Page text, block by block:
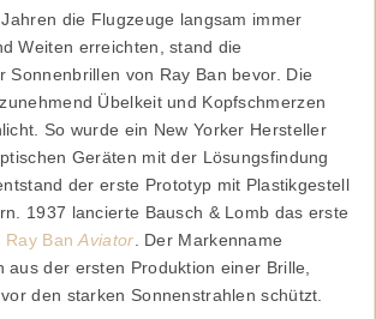
die Flugzeuge langsam immer
Weiten erreichten, stand die
Sonnenbrillen von Ray Ban bevor. Die
Übelkeit und Kopfschmerzen
So wurde ein New Yorker Hersteller
Geräten mit der Lösungsfindung
der erste Prototyp mit Plastikgestell
1937 lancierte Bausch & Lomb das erste
Ray BanAviator. Der Markenname
aus der ersten Produktion einer Brille,
den starken Sonnenstrahlen schützt.